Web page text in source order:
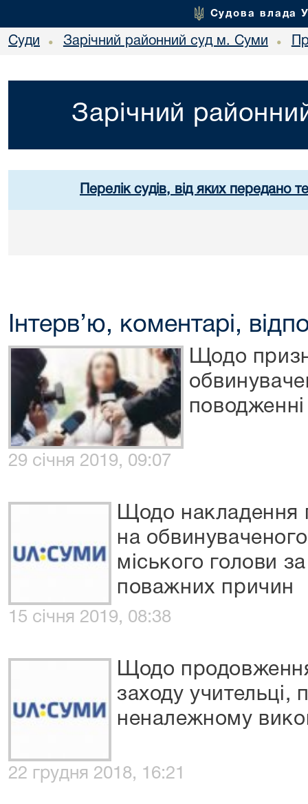
Судова влада
Суди • Зарічний районний суд м. Суми •
Зарічний
Перелік судів, від яких передано
Інтерв’ю, коментарі,
Щодо
29 січня 2019, 09:07
Щодо накладення
на
міського голови
поважних причин
15 січня 2019, 08:38
Щодо продовження
заходу учительці,
неналежному
22 грудня 2018, 16:21